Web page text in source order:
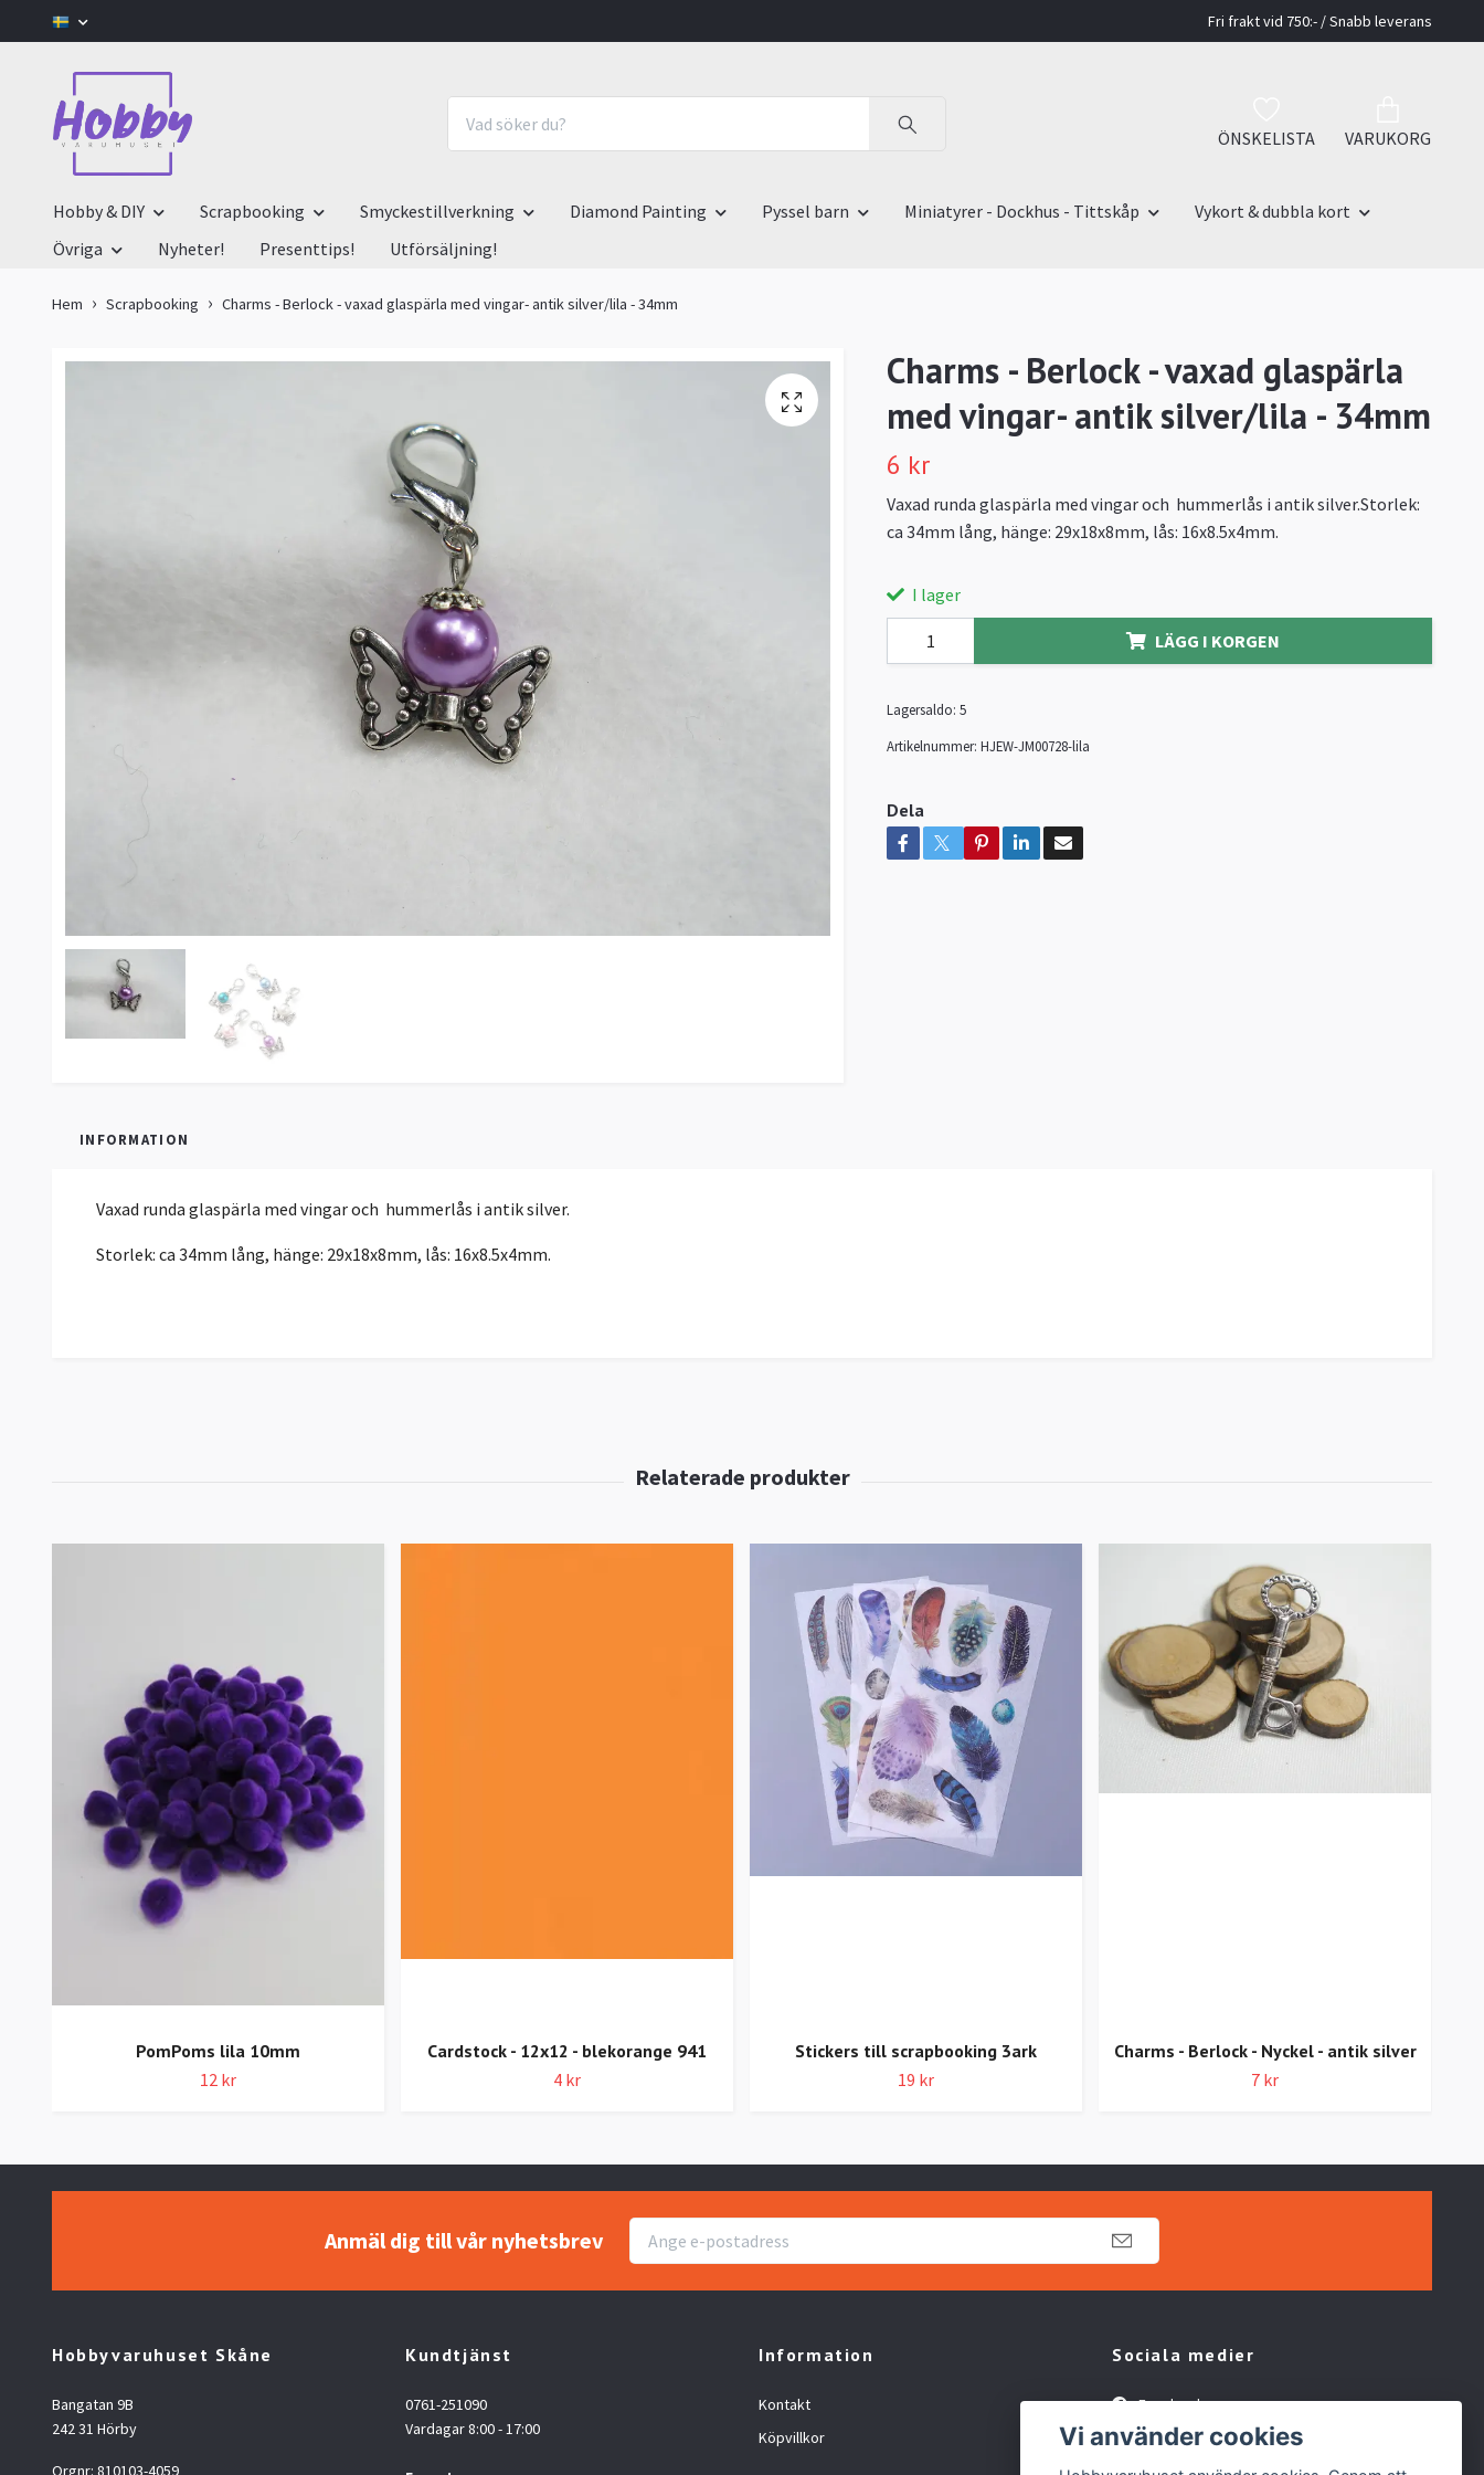
Fri frakt vid 750:- / Snabb leverans
ÖNSKELISTA VARUKORG
Hobby & DIY Scrapbooking Smyckestillverkning Diamond Painting Pyssel barn Miniatyrer - Dockhus - Tittskåp
Vykort & dubbla kort
Övriga
Nyheter! Presenttips! Utförsäljning!
Hem Scrapbooking Charms - Berlock - vaxad glaspärla med vingar- antik silver/lila - 34mm
Charms - Berlock - vaxad glaspärla
med vingar- antik silver/lila - 34mm
6 kr
Vaxad runda glaspärla med vingar och hummerlås i antik silver.Storlek:
ca 34mm lång, hänge: 29x18x8mm, lås: 16x8.5x4mm.
I lager
LÄGG I KORGEN
Lagersaldo: 5
Artikelnummer: HJEW-JM00728-lila
Dela
INFORMATION
Vaxad runda glaspärla med vingar och hummerlås i antik silver.
Storlek: ca 34mm lång, hänge: 29x18x8mm, lås: 16x8.5x4mm.
PomPoms lila 10mm
12 kr
Cardstock - 12x12 - blekorange 941
4 kr
Stickers till scrapbooking 3ark
19 kr
Charms - Berlock - Nyckel - antik silver
7 kr
Anmäl dig till vår nyhetsbrev
Hobbyvaruhuset Skåne
Bangatan 9B
242 31 Hörby
Orgnr: 810103-4059
Kundtjänst
0761-251090
Vardagar 8:00 - 17:00
Information
Kontakt
Köpvillkor
Sociala medier
Facebook
TikTok
Vi använder cookies